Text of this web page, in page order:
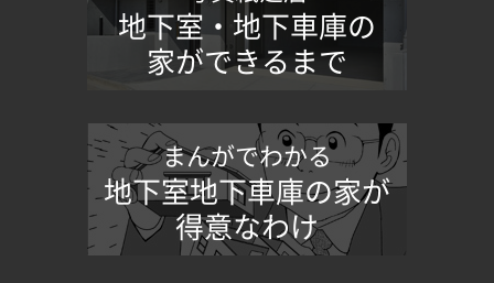
地下室・地下車庫の
家ができるまで
まんがでわかる
地下室地下車庫の家が
得意なわけ